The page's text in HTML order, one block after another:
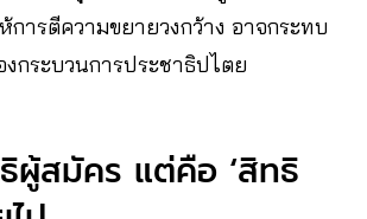
การตีความขยายวงกว้าง อาจกระทบ
งกระบวนการประชาธิปไตย
ผู้สมัคร แต่คือ ‘สิทธิ